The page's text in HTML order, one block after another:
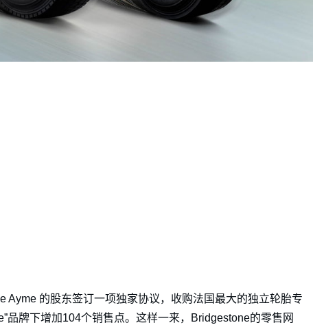
Ayme 的股东签订一项独家协议，收购法国最大的独立轮胎专
品牌下增加104个销售点。这样一来，Bridgestone的零售网